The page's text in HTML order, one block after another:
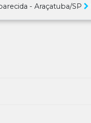
- Araçatuba/SP